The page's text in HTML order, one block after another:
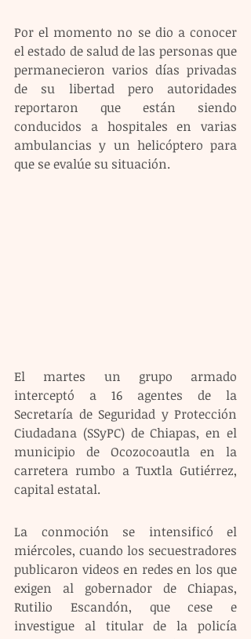
Por el momento no se dio a conocer
el estado de salud de las personas que
permanecieron varios días privadas
de su libertad pero autoridades
reportaron que están siendo
conducidos a hospitales en varias
ambulancias y un helicóptero para
que se evalúe su situación.
El martes un grupo armado
interceptó a 16 agentes de la
Secretaría de Seguridad y Protección
Ciudadana (SSyPC) de Chiapas, en el
municipio de Ocozocoautla en la
carretera rumbo a Tuxtla Gutiérrez,
capital estatal.
La conmoción se intensificó el
miércoles, cuando los secuestradores
publicaron videos en redes en los que
exigen al gobernador de Chiapas,
Rutilio Escandón, que cese e
investigue al titular de la policía